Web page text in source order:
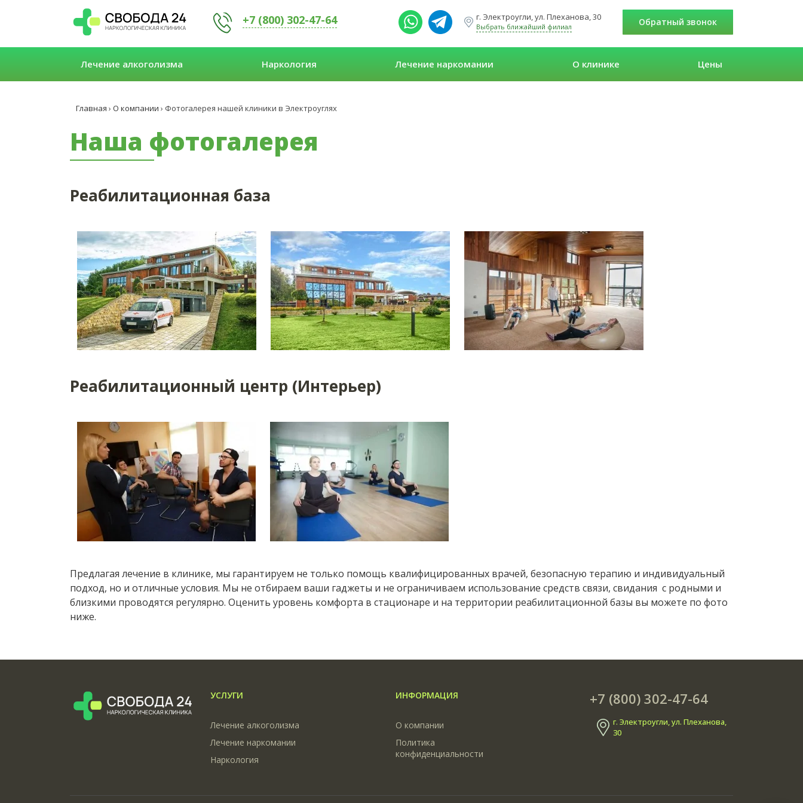
+7 (800) 302-47-64 г. Электроугли, ул. Плеханова, 30
Выбрать ближайший филиал Обратный звонок
Лечение алкоголизма Наркология Лечение наркомании О клинике Цены
Главная › О компании › Фотогалерея нашей клиники в Электроуглях
Наша фотогалерея
Реабилитационная база
Реабилитационный центр (Интерьер)
Предлагая лечение в клинике, мы гарантируем не только помощь квалифицированных врачей, безопасную терапию и индивидуальный
подход, но и отличные условия. Мы не отбираем ваши гаджеты и не ограничиваем использование средств связи, свидания с родными и
близкими проводятся регулярно. Оценить уровень комфорта в стационаре и на территории реабилитационной базы вы можете по фото
ниже.
УСЛУГИ
Лечение алкоголизма
Лечение наркомании
Наркология
ИНФОРМАЦИЯ
О компании
Политика
конфиденциальности
+7 (800) 302-47-64
г. Электроугли, ул. Плеханова,
30